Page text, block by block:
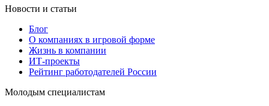
Новости и статьи
Блог
О компаниях в игровой форме
Жизнь в компании
ИТ-проекты
Рейтинг работодателей России
Молодым специалистам